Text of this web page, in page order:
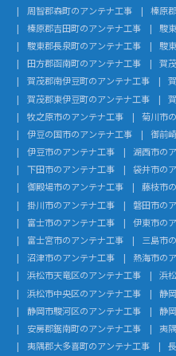
周智郡森町のアンテナ工事
榛原
榛原郡吉田町のアンテナ工事
駿
駿東郡長泉町のアンテナ工事
駿
田方郡函南町のアンテナ工事
賀
賀茂郡南伊豆町のアンテナ工事
賀茂郡東伊豆町のアンテナ工事
牧之原市のアンテナ工事
菊川市
伊豆の国市のアンテナ工事
御前
伊豆市のアンテナ工事
湖西市の
下田市のアンテナ工事
袋井市の
御殿場市のアンテナ工事
藤枝市
掛川市のアンテナ工事
磐田市の
富士市のアンテナ工事
伊東市の
富士宮市のアンテナ工事
三島市
沼津市のアンテナ工事
熱海市の
浜松市天竜区のアンテナ工事
浜
浜松市中央区のアンテナ工事
静
静岡市駿河区のアンテナ工事
静
安房郡鋸南町のアンテナ工事
夷
夷隅郡大多喜町のアンテナ工事